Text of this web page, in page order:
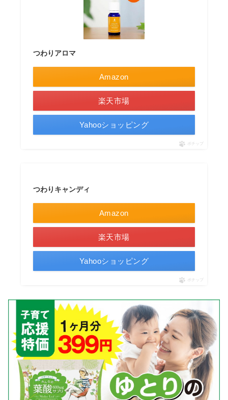
つわりアロマ
Amazon
楽天市場
Yahooショッピング
ポチップ
つわりキャンディ
Amazon
楽天市場
Yahooショッピング
ポチップ